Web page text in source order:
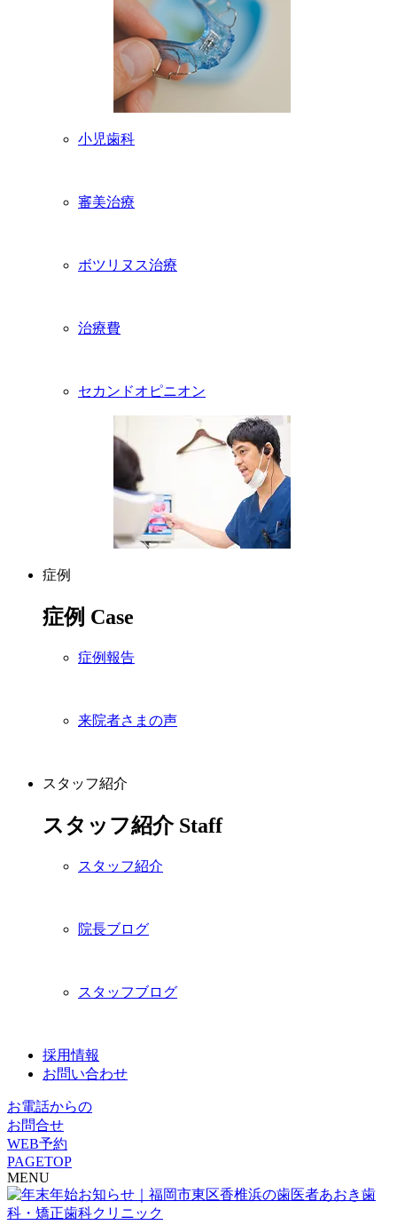
小児歯科
審美治療
ボツリヌス治療
治療費
セカンドオピニオン
症例
症例 Case
症例報告
来院者さまの声
スタッフ紹介
スタッフ紹介 Staff
スタッフ紹介
院長ブログ
スタッフブログ
採用情報
お問い合わせ
お電話からの
お問合せ
WEB予約
PAGETOP
MENU